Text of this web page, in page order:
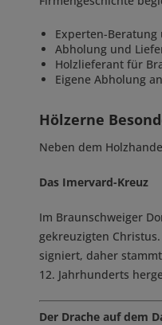
Experten-
Abholung und
Holzlieferant für
Eigene Abholung
Hölzerne
Neben dem
Das Imervard-Kreuz
Im Braunschweiger
gekreuzigten
signiert, daher
12. Jahrhunderts
Der Drache auf dem